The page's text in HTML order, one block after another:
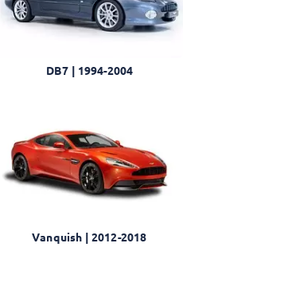
DB7 | 1994-2004
Vanquish | 2012-2018